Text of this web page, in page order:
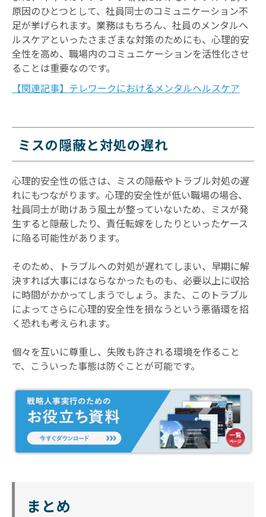
原因のひとつとして、社員同士のコミュニケーション不
足が挙げられます。業務はもちろん、社員のメンタルヘ
ルスケアといったさまざまな対策のためにも、心理的安
全性を高め、職場内のコミュニケーションを活性化させ
ることは重要なのです。
【関連記事】テレワークにおけるメンタルヘルスケア
ミスの隠蔽と対処の遅れ
心理的安全性の低さは、ミスの隠蔽やトラブル対処の遅
れにもつながります。心理的安全性が低い職場の場合、
社員同士が助けあう風土が整っていないため、ミスが発
生すると隠蔽したり、責任転嫁をしたりといったケース
に陥る可能性があります。
そのため、トラブルへの対処が遅れてしまい、早期に解
決すれば大事にはならなかったものも、必要以上に収拾
に時間がかかってしまうでしょう。また、このトラブル
によってさらに心理的安全性を損なうという悪循環を招
く恐れも考えられます。
個々を互いに尊重し、失敗も許される環境を作ること
で、こういった事態は防ぐことが可能です。
まとめ